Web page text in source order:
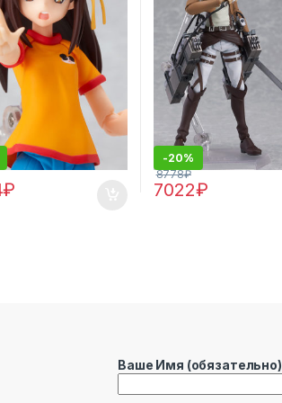
₽
-20%
7022₽
8778₽
Ваше Имя (обязательно)